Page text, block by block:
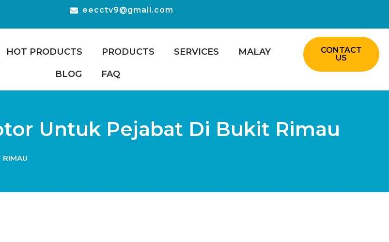
eecctv9@gmail.com
HOT PRODUCTS PRODUCTS SERVICES MALAY
BLOG FAQ
CONTACT
US
Untuk Pejabat Di Bukit Rimau
RIMAU